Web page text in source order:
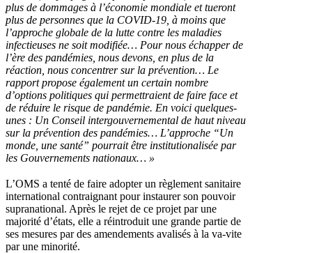
plus de dommages à l’économie mondiale et tueront
plus de personnes que la COVID-19, à moins que
l’approche globale de la lutte contre les maladies
infectieuses ne soit modifiée… Pour nous échapper de
l’ère des pandémies, nous devons, en plus de la
réaction, nous concentrer sur la prévention… Le
rapport propose également un certain nombre
d’options politiques qui permettraient de faire face et
de réduire le risque de pandémie. En voici quelques-
unes : Un Conseil intergouvernemental de haut niveau
sur la prévention des pandémies… L’approche “Un
monde, une santé” pourrait être institutionalisée par
les Gouvernements nationaux… »
L’OMS a tenté de faire adopter un règlement sanitaire
international contraignant pour instaurer son pouvoir
supranational. Après le rejet de ce projet par une
majorité d’états, elle a réintroduit une grande partie de
ses mesures par des amendements avalisés à la va-vite
par une minorité.